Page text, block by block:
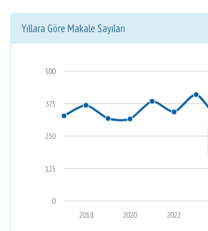
Yıllara Göre Makale Sayıları
0
125
250
375
500
2022
2020
2018